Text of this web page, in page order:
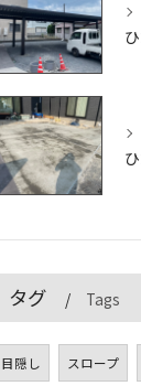
タグ Tags
目隠し スロープ